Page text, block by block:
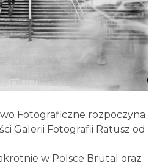
Fotograficzne rozpoczyna
Galerii Fotografii Ratusz od
w Polsce Brutal oraz